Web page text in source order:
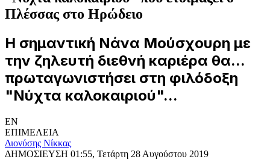
Πλέσσας στο Ηρώδειο
Η σημαντική Νάνα Μούσχουρη με
την ζηλευτή διεθνή καριέρα θα...
πρωταγωνιστήσει στη φιλόδοξη
"Νύχτα καλοκαιριού"...
EN
ΕΠΙΜΕΛΕΙΑ
Διονύσης Νίκκας
ΔΗΜΟΣΙΕΥΣΗ 01:55, Τετάρτη 28 Αυγούστου 2019